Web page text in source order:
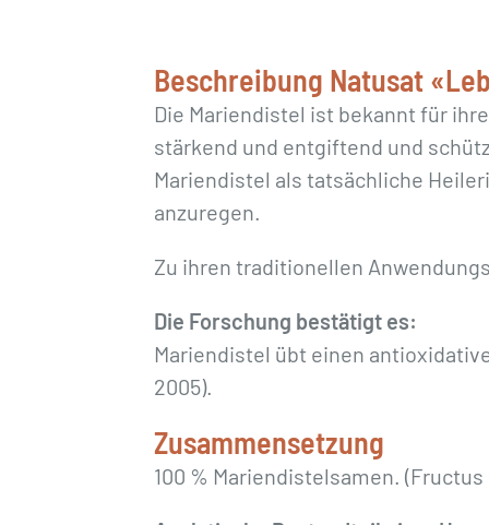
Beschreibung Natusat
Die Mariendistel ist bekannt für
stärkend und entgiftend und
Mariendistel als tatsächliche
anzuregen.
Zu ihren traditionellen
Die Forschung bestätigt es:
Mariendistel übt einen
2005).
Zusammensetzung
100 % Mariendistelsamen.